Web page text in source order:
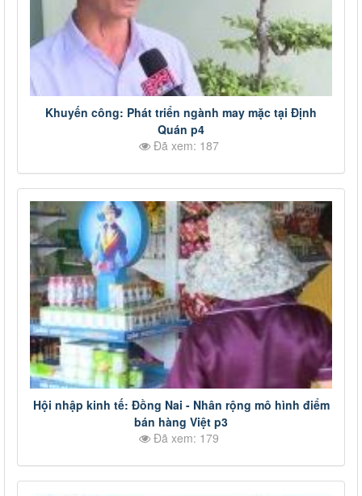
Khuyến công: Phát triển ngành may mặc tại Định
Quán p4
Đã xem: 187
Hội nhập kinh tế: Đồng Nai - Nhân rộng mô hình điểm
bán hàng Việt p3
Đã xem: 179